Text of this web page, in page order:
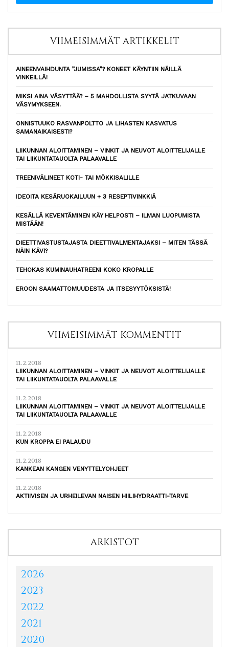
VIIMEISIMMÄT ARTIKKELIT
AINEENVAIHDUNTA ”JUMISSA”? KONEET KÄYNTIIN NÄILLÄ
VINKEILLÄ!
MIKSI AINA VÄSYTTÄÄ? – 5 MAHDOLLISTA SYYTÄ JATKUVAAN
VÄSYMYKSEEN.
ONNISTUUKO RASVANPOLTTO JA LIHASTEN KASVATUS
SAMANAIKAISESTI?
LIIKUNNAN ALOITTAMINEN – VINKIT JA NEUVOT ALOITTELIJALLE
TAI LIIKUNTATAUOLTA PALAAVALLE
TREENIVÄLINEET KOTI- TAI MÖKKISALILLE
IDEOITA KESÄRUOKAILUUN + 3 RESEPTIVINKKIÄ
KESÄLLÄ KEVENTÄMINEN KÄY HELPOSTI – ILMAN LUOPUMISTA
MISTÄÄN!
DIEETTIVASTUSTAJASTA DIEETTIVALMENTAJAKSI – MITEN TÄSSÄ
NÄIN KÄVI?
TEHOKAS KUMINAUHATREENI KOKO KROPALLE
EROON SAAMATTOMUUDESTA JA ITSESYYTÖKSISTÄ!
VIIMEISIMMÄT KOMMENTIT
11.2.2018
LIIKUNNAN ALOITTAMINEN – VINKIT JA NEUVOT ALOITTELIJALLE
TAI LIIKUNTATAUOLTA PALAAVALLE
11.2.2018
LIIKUNNAN ALOITTAMINEN – VINKIT JA NEUVOT ALOITTELIJALLE
TAI LIIKUNTATAUOLTA PALAAVALLE
11.2.2018
KUN KROPPA EI PALAUDU
11.2.2018
KANKEAN KANGEN VENYTTELYOHJEET
11.2.2018
AKTIIVISEN JA URHEILEVAN NAISEN HIILIHYDRAATTI-TARVE
ARKISTOT
2026
2023
2022
2021
2020